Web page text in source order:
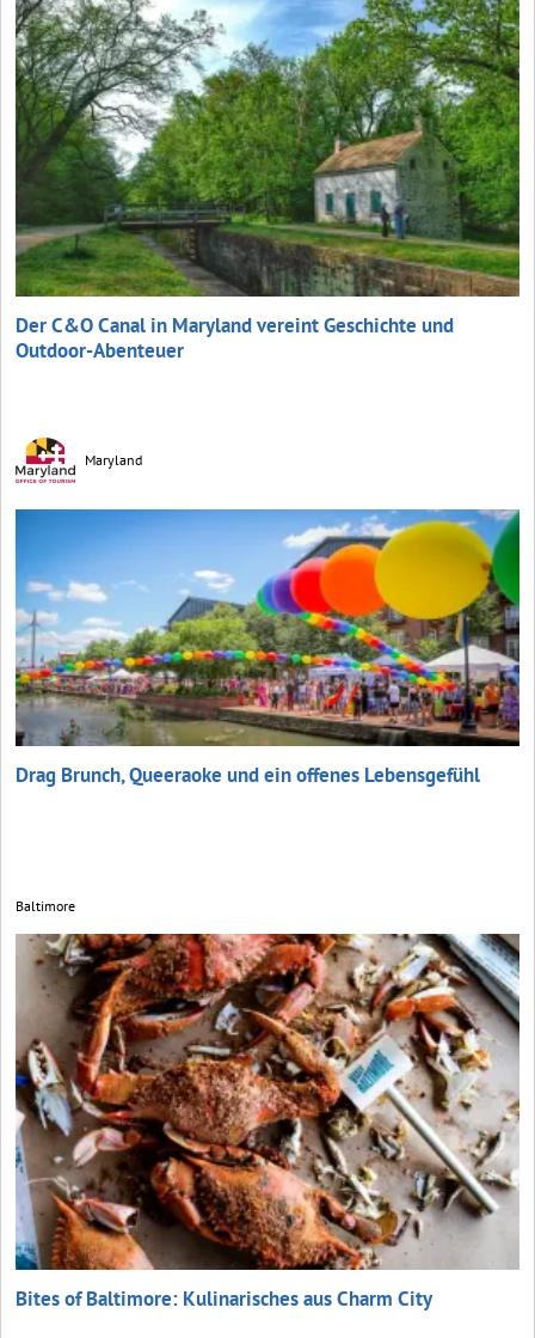
Der C&O Canal in Maryland vereint Geschichte und
Outdoor-Abenteuer
Maryland
Drag Brunch, Queeraoke und ein offenes Lebensgefühl
Baltimore
Bites of Baltimore: Kulinarisches aus Charm City